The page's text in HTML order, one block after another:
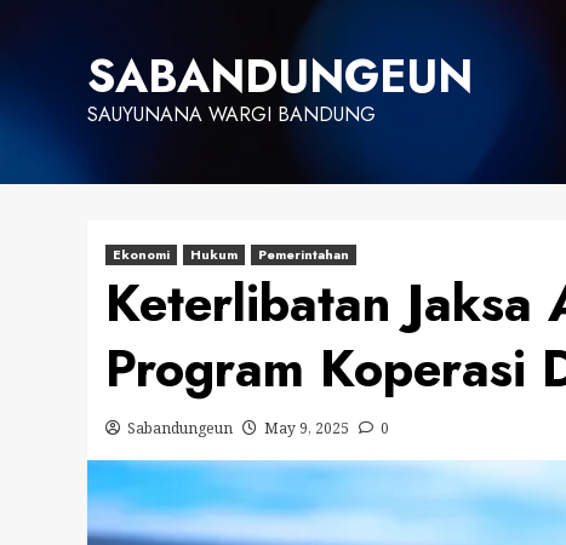
SABANDUNGEUN
SAUYUNANA WARGI BANDUNG
Ekonomi Hukum Pemerintahan
Keterlibatan Jaksa
Program Koperasi
Sabandungeun May 9, 2025 0